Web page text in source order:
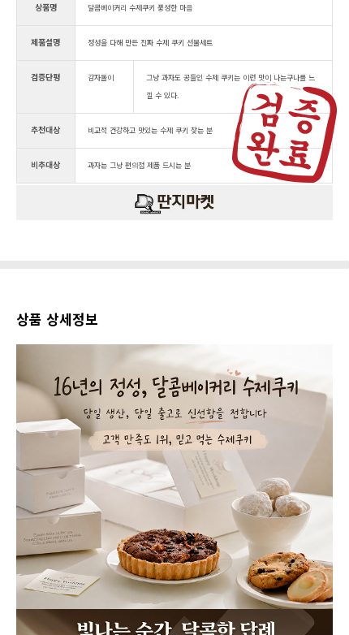
상품명 달콤베이커리 수제쿠키 풍성한 마음
제품설명 정성을 다해 만든 진짜 수제 쿠키 선물세트
검증단평 감자돌이
그냥 과자도 공들인 수제 쿠키는 이런 맛이 나는구나를 느
낄 수 있다.
추천대상 비교적 건강하고 맛있는 수제 쿠키 찾는 분
비추대상 과자는 그냥 편의점 제품 드시는 분
상품 상세정보